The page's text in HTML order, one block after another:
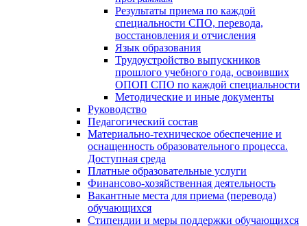
Результаты приема по каждой
специальности СПО, перевода,
восстановления и отчисления
Язык образования
Трудоустройство выпускников
прошлого учебного года, освоивших
ОПОП СПО по каждой специальности
Методические и иные документы
Руководство
Педагогический состав
Материально-техническое обеспечение и
оснащенность образовательного процесса.
Доступная среда
Платные образовательные услуги
Финансово-хозяйственная деятельность
Вакантные места для приема (перевода)
обучающихся
Стипендии и меры поддержки обучающихся